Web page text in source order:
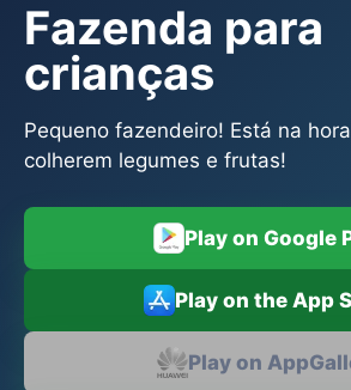
Fazenda para
crianças
Pequeno fazendeiro! Está na
colherem legumes e frutas!
Play on Google
Play on the App
Play on